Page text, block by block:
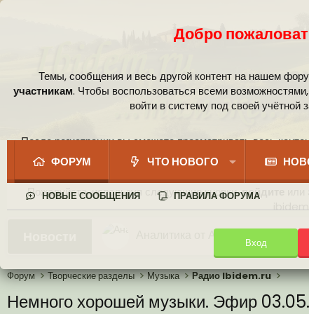
Добро
Темы, сообщения и весь другой контент на нашем
участникам. Чтобы воспользоваться всеми
войти в систему под своей учётной
После регистрации вы сможете просматривать весь
Пожалуйста, используя следующие кнопки,войдите
Вход
ФОРУМ ЧТО НОВОГО
НОВЫЕ СООБЩЕНИЯ ПРАВИЛА ФОРУМА
Иконки пользователя
Ваши собственные смайлики
Аналитика от Ассистента
Новая система рейтинга
Форум Творческие разделы Музыка Радио Ibidem.ru
Немного хорошей музыки. Эфир